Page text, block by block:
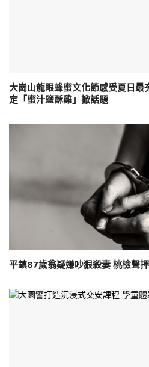
大崗山龍眼蜂蜜文化節感受夏日
定「蜜汁鹽酥雞」掀話題
平鎮87歲翁疑嫌吵狠殺妻 桃檢聲